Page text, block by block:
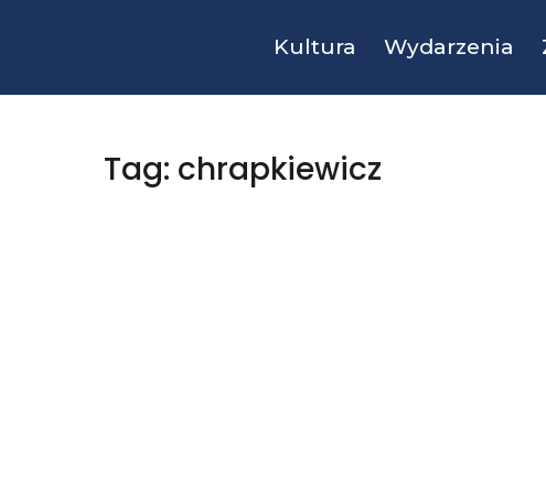
Kultura Wydarzenia
Tag: chrapkiewicz